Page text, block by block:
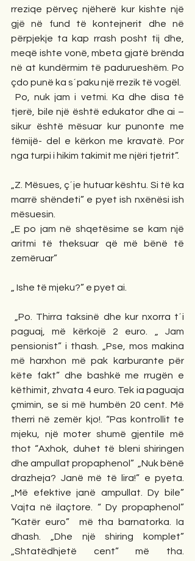
rreziqe përveç njëherë kur kishte një
gjë në fund të kontejnerit dhe në
përpjekje ta kap rrash posht tij dhe,
meqë ishte vonë, mbeta gjatë brënda
në at kundërmim të padurueshëm. Po
çdo punë ka s´paku një rrezik të vogël.
Po, nuk jam i vetmi. Ka dhe disa të
tjerë, bile një është edukator dhe ai –
sikur është mësuar kur punonte me
fëmijë- del e kërkon me kravatë. Por
nga turpi i hikim takimit me njëri tjetrit”.
„Z. Mësues, ç´je hutuar kështu. Si të ka
marrë shëndeti” e pyet ish nxënësi ish
mësuesin.
„E po jam në shqetësime se kam një
aritmi të theksuar që më bënë të
zemëruar”
„ Ishe të mjeku?” e pyet ai.
paguaj, më kërkojë 2 euro. „ Jam
pensionist” i thash. „Pse, mos makina
më harxhon më pak karburante për
këte fakt” dhe bashkë me rrugën e
këthimit, zhvata 4 euro. Tek ia paguaja
çmimin, se si më humbën 20 cent. Më
therri në zemër kjo!. “Pas kontrollit te
mjeku, një moter shumë gjentile më
thot “Axhok, duhet të bleni shiringen
dhe ampullat propaphenol”  „Nuk bënë
drazheja? Janë më të lira!” e pyeta.
„Më efektive janë ampullat. Dy bile”
Vajta në ilaçtore. “ Dy propaphenol”
“Katër euro”  më tha barnatorka. Ia
dhash. „Dhe një shiring komplet”
„Shtatëdhjetë cent” më tha.